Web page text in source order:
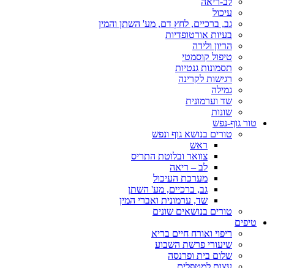
עיכול
גב, ברכיים, לחץ דם, מע' השתן והמין
בעיות אורטופדיות
הריון ולידה
טיפול קוסמטי
תסמונות גנטיות
רגישות לקרינה
גמילה
שד וערמונית
שונות
טור גוף-נפש
טורים בנושא גוף ונפש
ראש
צוואר ובלוטת התריס
לב – ריאה
מערכת העיכול
גב, ברכיים, מע' השתן
שד, ערמונית ואברי המין
טורים בנושאים שונים
טיפים
ריפוי ואורח חיים בריא
שיעורי פרשת השבוע
שלום בית ופרנסה